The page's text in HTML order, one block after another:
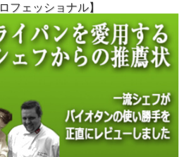
フェッショナル】